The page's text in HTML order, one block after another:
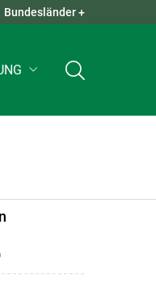
QUICK LINKS +
Bundesländer +